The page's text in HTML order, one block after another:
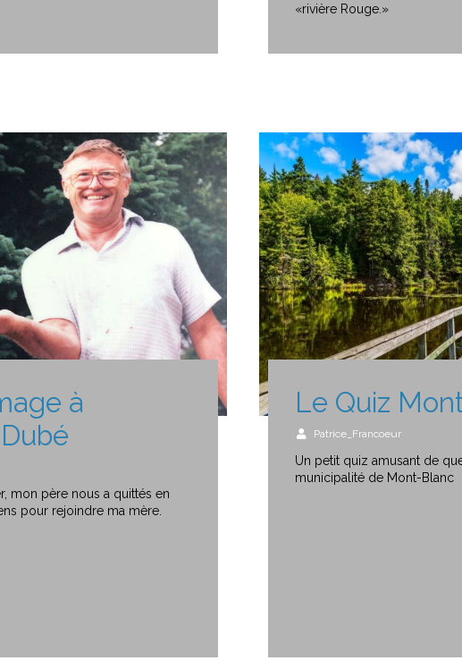
«rivière Rouge.»
à
mon père nous a quittés en
pour rejoindre ma mère.
Le Quiz
Patrice_Francoeur
Un petit quiz amusant de
municipalité de Mont-Blanc